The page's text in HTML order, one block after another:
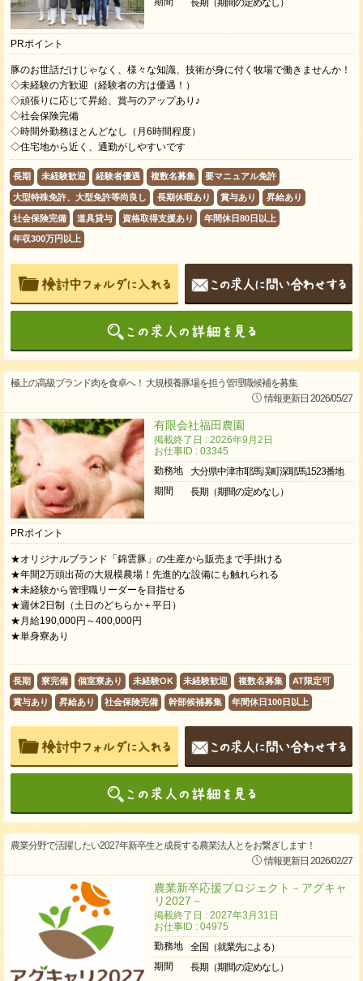
長期（期間の定めなし）
PRポイント
豚のお世話だけじゃなく、様々な知識、技術が身に付く牧場で働きませんか！
◇未経験の方歓迎（経験者の方は優遇！）
◇頑張りに応じて昇給、賞与のアップあり♪
◇社会保険完備
◇時間外勤務ほとんどなし（月6時間程度）
◇住宅地から近く、通勤がしやすいです
長期 未経験歓迎 経験者優遇 複数名募集 要マニュアル免許
大型特殊免許、大型免許等尚良し 長期休暇あり 賞与あり 昇給あり
社会保険完備 道具貸与 資格取得支援あり 年間休日80日以上
年収300万円以上
極上の高級ブランド肉を食卓へ！ 大規模養豚場を担う管理職候補を募集
情報更新日 2026/05/27
有限会社福田農園
掲載終了日 : 2026年9月2日
お仕事ID : 03345
勤務地
大分県中津市耶馬渓町深耶馬1523番地
期間
長期（期間の定めなし）
PRポイント
★オリジナルブランド「錦雲豚」の生産から販売まで手掛ける
★年間2万頭出荷の大規模農場！先進的な設備にも触れられる
★未経験から管理職リーダーを目指せる
★週休2日制（土日のどちらか＋平日）
★月給190,000円～400,000円
★単身寮あり
長期 寮完備 個室寮あり 未経験OK 未経験歓迎 複数名募集 AT限定可
賞与あり 昇給あり 社会保険完備 幹部候補募集 年間休日100日以上
農業分野で活躍したい2027年新卒生と成長する農業法人とをお繋ぎします！
情報更新日 2026/02/27
農業新卒応援プロジェクト－アグキャ
リ2027－
掲載終了日 : 2027年3月31日
お仕事ID : 04975
勤務地
全国（就業先による）
期間
長期（期間の定めなし）